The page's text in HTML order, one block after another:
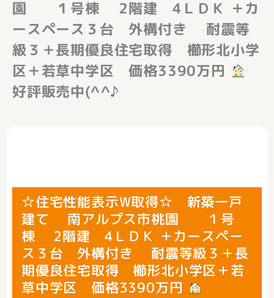
園 １号棟 2階建 4ＬＤＫ ＋カ
ースペース３台 外構付き 耐震等
級３＋長期優良住宅取得 櫛形北小学
区＋若草中学区 価格3390万円
好評販売中(^^♪
☆住宅性能表示W取得☆ 新築一戸
建て 南アルプス市桃園 １号
棟 2階建 4ＬＤＫ ＋カースペー
ス３台 外構付き 耐震等級３＋長
期優良住宅取得 櫛形北小学区＋若
草中学区 価格3390万円